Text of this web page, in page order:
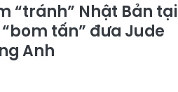
“tránh” Nhật Bản
tấn” đưa Jude
Anh